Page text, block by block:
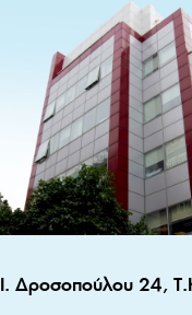
Ι. Δροσοπούλου 24,